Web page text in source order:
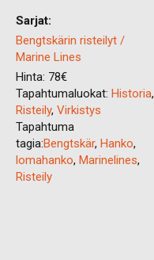
Sarjat:
Bengtskärin risteilyt /
Marine Lines
Hinta: 78€
Tapahtumaluokat: Historia,
Risteily, Virkistys
Tapahtuma
tagia:Bengtskär, Hanko,
lomahanko, Marinelines,
Risteily